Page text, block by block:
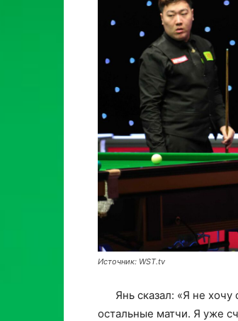
Источник: WST.tv
Янь сказал: «Я не
остальные матчи. Я уже